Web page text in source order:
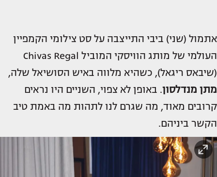
אתמול (שני) ביבי התייצבה על סט צילומי הקמפיין
העולמי של מותג הוויסקי המוביל Chivas Regal
(שיבאס ריגאל), כשהיא מלווה באיש הסושיאל שלה,
מתן מנדלסון. באופן לא צפוי, השניים היו נראים
קרובים מאוד, מה שגרם לנו לתהות מה באמת טיב
הקשר ביניהם.